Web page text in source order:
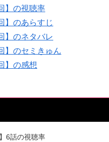
】の視聴率
】のあらすじ
】のネタバレ
】のセミきゅん
】の感想
6話の視聴率